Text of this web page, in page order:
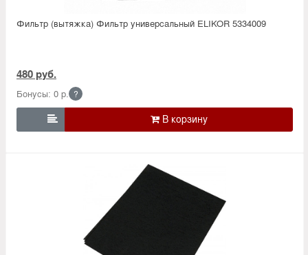
Фильтр (вытяжка) Фильтр универсальный ELIKOR 5334009
480 руб.
Бонусы: 0 р. ?
